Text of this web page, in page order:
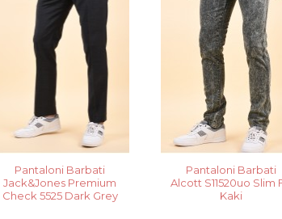
Pantaloni Barbati
Jack&Jones Premium
Check 5525 Dark Grey
Pantaloni Barbati
Alcott S11520uo Slim
Kaki